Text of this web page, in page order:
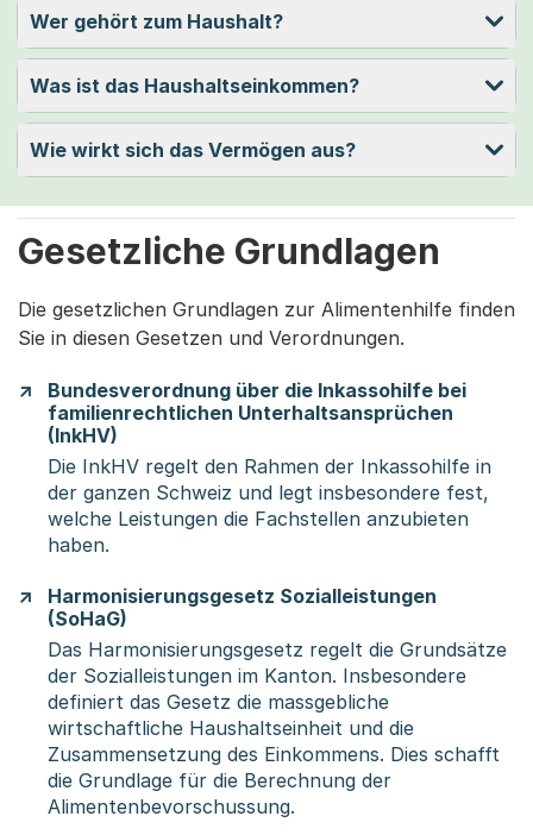
Wer gehört zum Haushalt?
Was ist das Haushaltseinkommen?
Wie wirkt sich das Vermögen aus?
Gesetzliche Grundlagen
Die gesetzlichen Grundlagen zur Alimentenhilfe finden
Sie in diesen Gesetzen und Verordnungen.
Bundesverordnung über die Inkassohilfe bei
familienrechtlichen Unterhaltsansprüchen
(InkHV)
Die InkHV regelt den Rahmen der Inkassohilfe in
der ganzen Schweiz und legt insbesondere fest,
welche Leistungen die Fachstellen anzubieten
haben.
Harmonisierungsgesetz Sozialleistungen
(SoHaG)
Das Harmonisierungsgesetz regelt die Grundsätze
der Sozialleistungen im Kanton. Insbesondere
definiert das Gesetz die massgebliche
wirtschaftliche Haushaltseinheit und die
Zusammensetzung des Einkommens. Dies schafft
die Grundlage für die Berechnung der
Alimentenbevorschussung.